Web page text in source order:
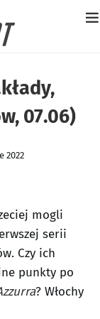
07.06)
2022
mogli
serii
Czy ich
punkty po
? Włochy